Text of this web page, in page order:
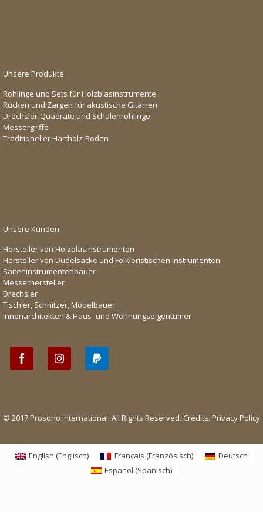
Unsere Produkte
Rohlinge und Sets für Holzblasinstrumente
Rücken und Zargen für akustische Gitarren
Drechsler-Quadrate und Schalenrohlinge
Messergriffe
Traditioneller Hartholz-Boden
Unsere Kunden
Hersteller von Holzblasinstrumenten
Hersteller von Dudelsäcke und Folkloristischen Instrumenten
Saiteninstrumentenbauer
Messerhersteller
Drechsler
Tischler, Schnitzer, Möbelbauer
Innenarchitekten & Haus- und Wohnungseigentümer
© 2017 Prosono international. All Rights Reserved. Crédits. Privacy Policy
English (Englisch) Français (Französisch)
Deutsch
Español (Spanisch)